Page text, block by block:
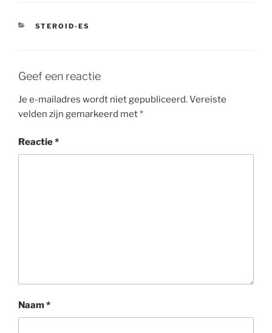
CATEGORIEËN
STEROID-ES
Geef een reactie
Je e-mailadres wordt niet gepubliceerd.Vereiste
velden zijn gemarkeerd met*
Reactie*
Naam*